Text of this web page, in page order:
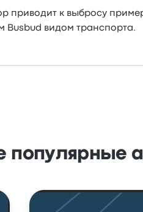
приводит к выбросу
Busbud видом транспорта.
популярные